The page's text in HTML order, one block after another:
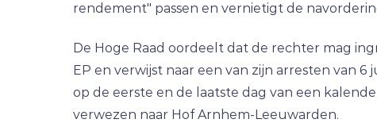
rendement" passen en vernietigt de
De Hoge Raad oordeelt dat de rechter mag
EP en verwijst naar een van zijn arresten van
op de eerste en de laatste dag van een
verwezen naar Hof Arnhem-Leeuwarden.